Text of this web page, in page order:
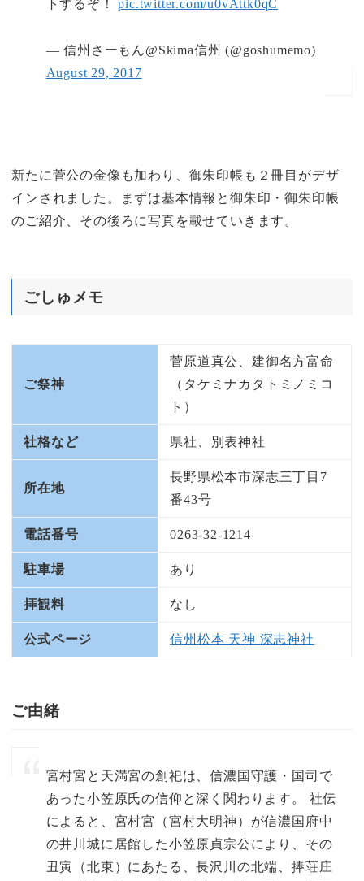
トするぞ！pic.twitter.com/u0vAttk0qC
— 信州さーもん@Skima信州 (@goshumemo)
August 29, 2017
新たに菅公の金像も加わり、御朱印帳も２冊目がデザ
インされました。まずは基本情報と御朱印・御朱印帳
のご紹介、その後ろに写真を載せていきます。
ごしゅメモ
ご祭神
菅原道真公、建御名方富命
（タケミナカタトミノミコ
ト）
社格など 県社、別表神社
所在地
長野県松本市深志三丁目7
番43号
電話番号 0263-32-1214
駐車場 あり
拝観料 なし
公式ページ 信州松本 天神 深志神社
ご由緒
宮村宮と天満宮の創祀は、信濃国守護・国司で
あった小笠原氏の信仰と深く関わります。 社伝
によると、宮村宮（宮村大明神）が信濃国府中
の井川城に居館した小笠原貞宗公により、その
丑寅（北東）にあたる、長沢川の北端、捧荘庄